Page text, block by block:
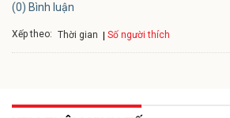
(0) Bình luận
Xếp theo: Thời gian Số người thích